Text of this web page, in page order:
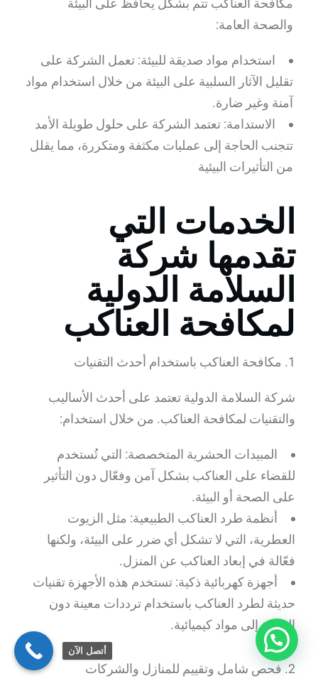
مكافحة العناكب تتم بشكل يحافظ على البيئة
والصحة العامة:
استخدام مواد صديقة للبيئة: تعمل الشركة على
تقليل الآثار السلبية على البيئة من خلال استخدام مواد
آمنة وغير ضارة.
الاستدامة: تعتمد الشركة على حلول طويلة الأمد
تتجنب الحاجة إلى عمليات مكثفة ومتكررة، مما يقلل
من التأثيرات البيئية
الخدمات التي
تقدمها شركة
السلامة الدولية
لمكافحة العناكب
1. مكافحة العناكب باستخدام أحدث التقنيات
شركة السلامة الدولية تعتمد على أحدث الأساليب
والتقنيات لمكافحة العناكب. من خلال استخدام:
المبيدات الحشرية المتخصصة: التي تُستخدم
للقضاء على العناكب بشكل آمن وفعّال دون التأثير
على الصحة أو البيئة.
أنظمة طرد العناكب الطبيعية: مثل الزيوت
العطرية، التي لا تشكل أي ضرر على البيئة، ولكنها
فعّالة في إبعاد العناكب عن المنزل.
أجهزة كهربائية ذكية: تستخدم هذه الأجهزة تقنيات
حديثة لطرد العناكب باستخدام ترددات معينة دون
الحاجة إلى مواد كيميائية.
2. فحص شامل وتقييم للمنازل والشركات
أتصل الآن